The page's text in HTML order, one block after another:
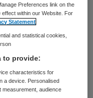
rechter geeft de
2014 tot en
met
van de
in deze
Preferences link on the
within our Website. For
Statement
and statistical cookies,
to provide:
characteristics for
a device. Personalised
measurement, audience